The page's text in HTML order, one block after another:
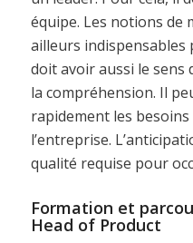
équipe. Les notions de
ailleurs indispensables
doit avoir aussi le sens
la compréhension. Il
rapidement les besoins
l’entreprise.
qualité requise pour
Formation et
Head of Product